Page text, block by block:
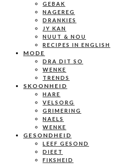
GEBAK
NAGEREG
DRANKIES
JY KAN
NUUT & NOU
RECIPES IN ENGLISH
MODE
DRA DIT SO
WENKE
TRENDS
SKOONHEID
HARE
VELSORG
GRIMERING
NAELS
WENKE
GESONDHEID
LEEF GESOND
DIEET
FIKSHEID